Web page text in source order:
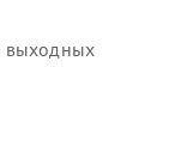
выходных